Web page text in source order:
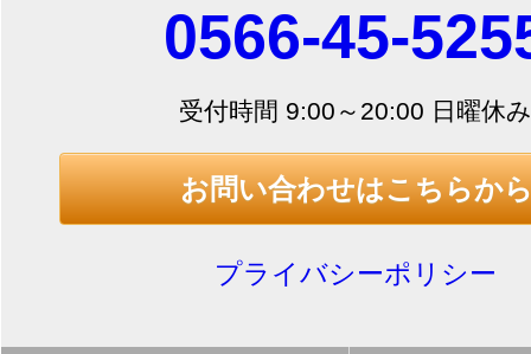
0566-45-
受付時間 9:00～20:00 日曜休み
お問い合わせはこちらか
プライバシーポリシー